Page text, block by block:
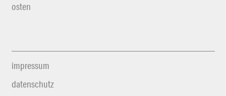
osten
impressum
datenschutz